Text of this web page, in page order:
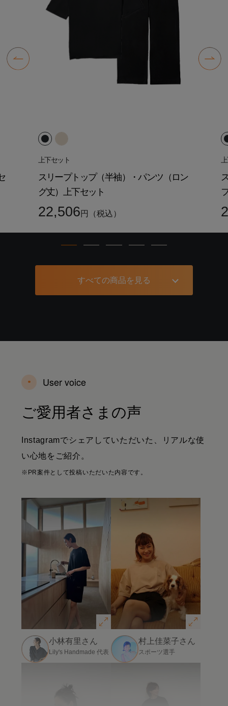
上下セット
スリープトップ（半袖）・パンツ（ロン
グ丈）上下セット
22,506円（税込）
すべての商品を見る
User voice
ご愛用者さまの声
Instagramでシェアしていただいた、リアルな使
い心地をご紹介。
※PR案件として投稿いただいた内容です。
小林有里さん
Lily's Handmade 代表
村上佳菜子さん
スポーツ選手